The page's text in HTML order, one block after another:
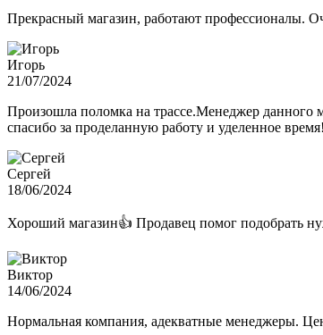
Прекрасный магазин, работают профессионалы.
Игорь
21/07/2024
Произошла поломка на трассе.Менеджер данного
спасибо за проделанную работу и уделенное
Сергей
18/06/2024
Хороший магазин👍 Продавец помог подобрать
Виктор
14/06/2024
Нормальная компания, адекватные менеджеры.